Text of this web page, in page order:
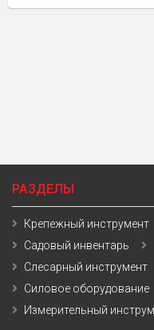
РАЗДЕЛЫ
Крепежный инструмент
Садовый инвентарь
Слесарный инструмент
Силовое оборудование
Измерительный